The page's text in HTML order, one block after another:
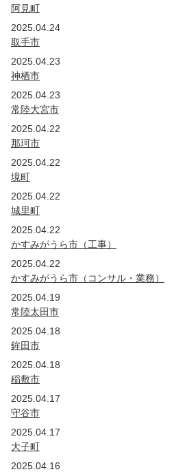
阿見町
2025.04.24
取手市
2025.04.23
神栖市
2025.04.23
常陸大宮市
2025.04.22
那珂市
2025.04.22
境町
2025.04.22
城里町
2025.04.22
かすみがうら市（工事）
2025.04.22
かすみがうら市（コンサル・業務）
2025.04.19
常陸太田市
2025.04.18
鉾田市
2025.04.18
稲敷市
2025.04.17
守谷市
2025.04.17
大子町
2025.04.16